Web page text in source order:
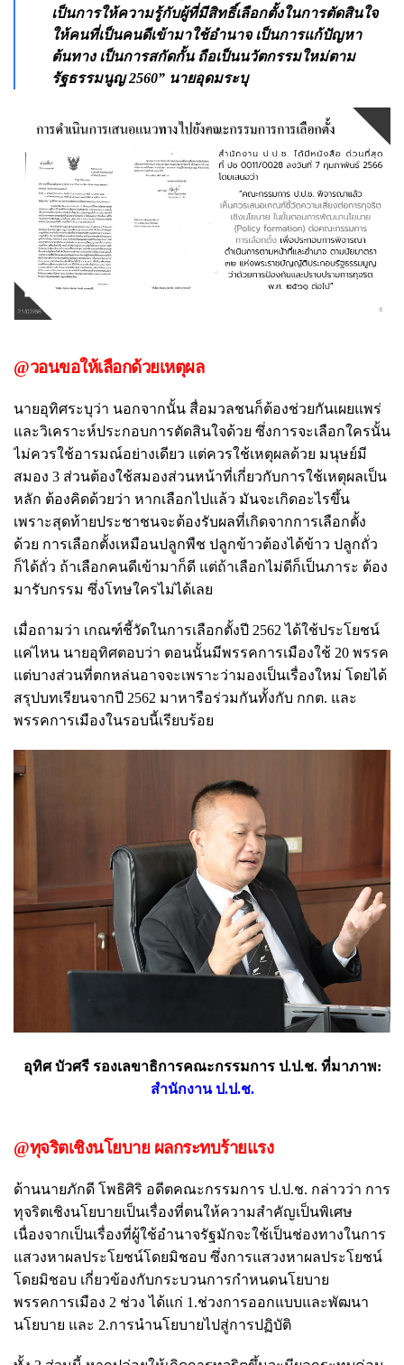
เป็นการให้ความรู้กับผู้ที่มีสิทธิ์เลือกตั้งในการตัดสินใจ
ให้คนที่เป็นคนดีเข้ามาใช้อำนาจ เป็นการแก้ปัญหา
ต้นทาง เป็นการสกัดกั้น ถือเป็นนวัตกรรมใหม่ตาม
รัฐธรรมนูญ 2560” นายอุดมระบุ
@วอนขอให้เลือกด้วยเหตุผล
นายอุทิศระบุว่า นอกจากนั้น สื่อมวลชนก็ต้องช่วยกันเผยแพร่
และวิเคราะห์ประกอบการตัดสินใจด้วย ซึ่งการจะเลือกใครนั้น
ไม่ควรใช้อารมณ์อย่างเดียว แต่ควรใช้เหตุผลด้วย มนุษย์มี
สมอง 3 ส่วนต้องใช้สมองส่วนหน้าที่เกี่ยวกับการใช้เหตุผลเป็น
หลัก ต้องคิดด้วยว่า หากเลือกไปแล้ว มันจะเกิดอะไรขึ้น
เพราะสุดท้ายประชาชนจะต้องรับผลที่เกิดจากการเลือกตั้ง
ด้วย การเลือกตั้งเหมือนปลูกพืช ปลูกข้าวต้องได้ข้าว ปลูกถั่ว
ก็ได้ถั่ว ถ้าเลือกคนดีเข้ามาก็ดี แต่ถ้าเลือกไม่ดีก็เป็นภาระ ต้อง
มารับกรรม ซึ่งโทษใครไม่ได้เลย
เมื่อถามว่า เกณฑ์ชี้วัดในการเลือกตั้งปี 2562 ได้ใช้ประโยชน์
แค่ไหน นายอุทิศตอบว่า ตอนนั้นมีพรรคการเมืองใช้ 20 พรรค
แต่บางส่วนที่ตกหล่นอาจจะเพราะว่ามองเป็นเรื่องใหม่ โดยได้
สรุปบทเรียนจากปี 2562 มาหารือร่วมกันทั้งกับ กกต. และ
พรรคการเมืองในรอบนี้เรียบร้อย
อุทิศ บัวศรี รองเลขาธิการคณะกรรมการ ป.ป.ช. ที่มาภาพ:
สำนักงาน ป.ป.ช.
@ทุจริตเชิงนโยบาย ผลกระทบร้ายแรง
ด้านนายภักดี โพธิศิริ อดีตคณะกรรมการ ป.ป.ช. กล่าวว่า การ
ทุจริตเชิงนโยบายเป็นเรื่องที่ตนให้ความสำคัญเป็นพิเศษ
เนื่องจากเป็นเรื่องที่ผู้ใช้อำนาจรัฐมักจะใช้เป็นช่องทางในการ
แสวงหาผลประโยชน์โดยมิชอบ ซึ่งการแสวงหาผลประโยชน์
โดยมิชอบ เกี่ยวข้องกับกระบวนการกำหนดนโยบาย
พรรคการเมือง 2 ช่วง ได้แก่ 1.ช่วงการออกแบบและพัฒนา
นโยบาย และ 2.การนำนโยบายไปสู่การปฏิบัติ